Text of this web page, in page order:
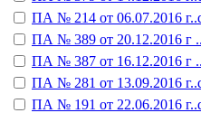
ПА № 214 от 06.07.2016
ПА № 389 от 20.12.2016 г
ПА № 387 от 16.12.2016 г
ПА № 281 от 13.09.2016
ПА № 191 от 22.06.2016